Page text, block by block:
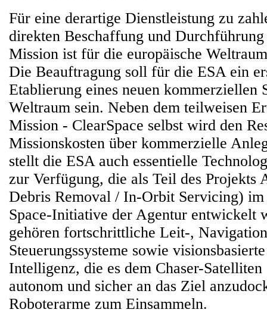
Für eine derartige Dienstleistung zu
direkten Beschaffung und Durchführung
Mission ist für die europäische
Die Beauftragung soll für die ESA ein
Etablierung eines neuen kommerziellen
Weltraum sein. Neben dem teilweisen
Mission - ClearSpace selbst wird den
Missionskosten über kommerzielle
stellt die ESA auch essentielle
zur Verfügung, die als Teil des Projekts
Debris Removal / In-Orbit Servicing) im
Space-Initiative der Agentur entwickelt
gehören fortschrittliche Leit-,
Steuerungssysteme sowie
Intelligenz, die es dem Chaser-
autonom und sicher an das Ziel
Roboterarme zum Einsammeln.